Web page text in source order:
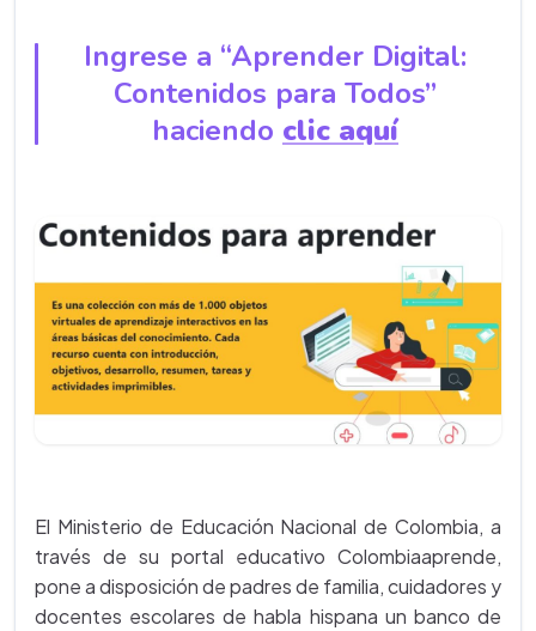
Ingrese a “Aprender Digital:
Contenidos para Todos”
haciendo clic aquí
El Ministerio de Educación Nacional de Colombia, a
través de su portal educativo Colombiaaprende,
pone a disposición de padres de familia, cuidadores y
docentes escolares de habla hispana un banco de